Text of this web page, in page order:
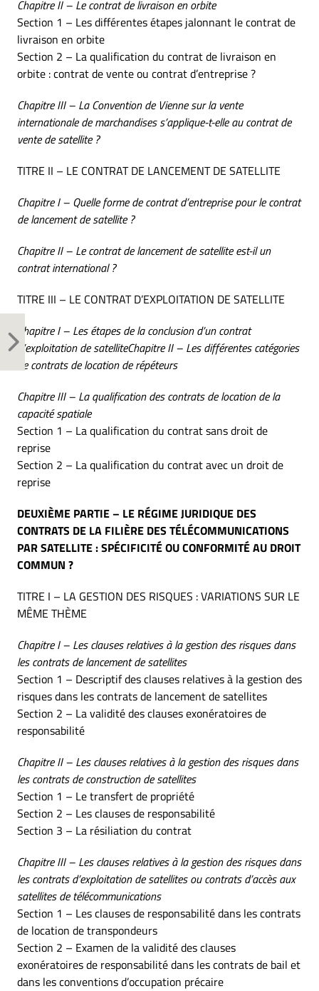
Chapitre II – Le contrat de livraison en orbite
Section 1 – Les différentes étapes jalonnant le contrat de
livraison en orbite
Section 2 – La qualification du contrat de livraison en
orbite : contrat de vente ou contrat d’entreprise ?
Chapitre III – La Convention de Vienne sur la vente
internationale de marchandises s’applique-t-elle au contrat de
vente de satellite ?
TITRE II – LE CONTRAT DE LANCEMENT DE SATELLITE
Chapitre I – Quelle forme de contrat d’entreprise pour le contrat
de lancement de satellite ?
Chapitre II – Le contrat de lancement de satellite est-il un
contrat international ?
TITRE III – LE CONTRAT D’EXPLOITATION DE SATELLITE
Chapitre I – Les étapes de la conclusion d’un contrat
d’exploitation de satelliteChapitre II – Les différentes catégories
de contrats de location de répéteurs
Chapitre III – La qualification des contrats de location de la
capacité spatiale
Section 1 – La qualification du contrat sans droit de
reprise
Section 2 – La qualification du contrat avec un droit de
reprise
DEUXIÈME PARTIE – LE RÉGIME JURIDIQUE DES
CONTRATS DE LA FILIÈRE DES TÉLÉCOMMUNICATIONS
PAR SATELLITE : SPÉCIFICITÉ OU CONFORMITÉ AU DROIT
COMMUN ?
TITRE I – LA GESTION DES RISQUES : VARIATIONS SUR LE
MÊME THÈME
Chapitre I – Les clauses relatives à la gestion des risques dans
les contrats de lancement de satellites
Section 1 – Descriptif des clauses relatives à la gestion des
risques dans les contrats de lancement de satellites
Section 2 – La validité des clauses exonératoires de
responsabilité
Chapitre II – Les clauses relatives à la gestion des risques dans
les contrats de construction de satellites
Section 1 – Le transfert de propriété
Section 2 – Les clauses de responsabilité
Section 3 – La résiliation du contrat
Chapitre III – Les clauses relatives à la gestion des risques dans
les contrats d’exploitation de satellites ou contrats d’accès aux
satellites de télécommunications
Section 1 – Les clauses de responsabilité dans les contrats
de location de transpondeurs
Section 2 – Examen de la validité des clauses
exonératoires de responsabilité dans les contrats de bail et
dans les conventions d’occupation précaire